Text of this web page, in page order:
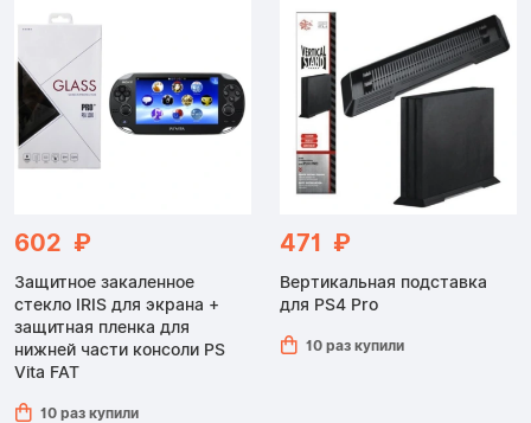
602 ₽
Защитное закаленное
стекло IRIS для экрана +
защитная пленка для
нижней части консоли PS
Vita FAT
10 раз купили
471 ₽
Вертикальная подставка
для PS4 Pro
10 раз купили